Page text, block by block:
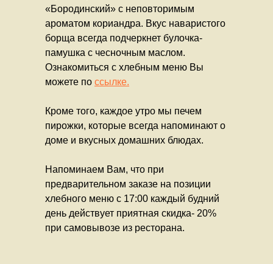
«Бородинский» с неповторимым
ароматом кориандра. Вкус наваристого
борща всегда подчеркнет булочка-
памушка с чесночным маслом.
Ознакомиться с хлебным меню Вы
можете по ссылке.
Кроме того, каждое утро мы печем
пирожки, которые всегда напоминают о
доме и вкусных домашних блюдах.
Напоминаем Вам, что при
предварительном заказе на позиции
хлебного меню с 17:00 каждый будний
день действует приятная скидка- 20%
при самовывозе из ресторана.